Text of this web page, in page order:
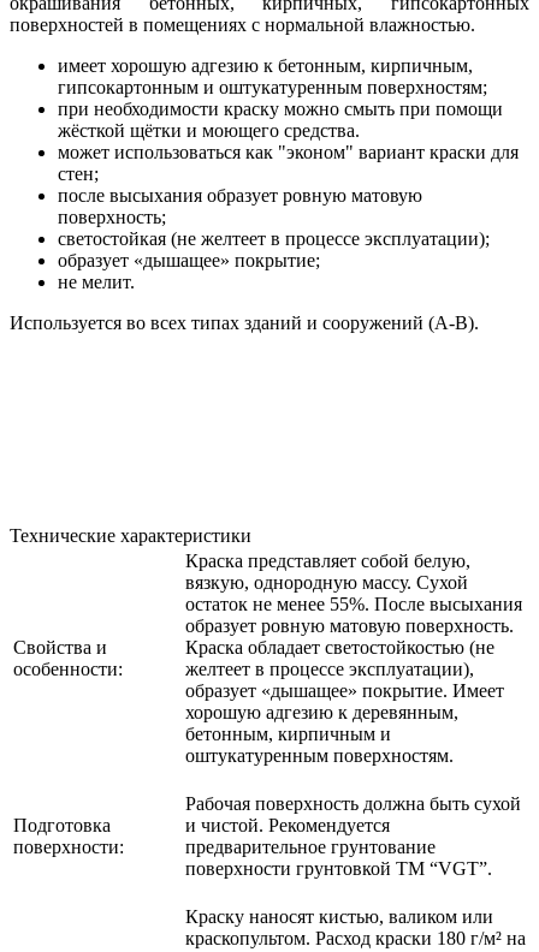
поверхностей в помещениях с нормальной влажностью.
имеет хорошую адгезию к бетонным, кирпичным,
гипсокартонным и оштукатуренным поверхностям;
при необходимости краску можно смыть при помощи
жёсткой щётки и моющего средства.
может использоваться как "эконом" вариант краски для
стен;
после высыхания образует ровную матовую
поверхность;
светостойкая (не желтеет в процессе эксплуатации);
образует «дышащее» покрытие;
не мелит.
Используется во всех типах зданий и сооружений (А-В).
Технические характеристики
Свойства и
особенности:
Краска представляет собой белую,
вязкую, однородную массу. Сухой
остаток не менее 55%. После высыхания
образует ровную матовую поверхность.
Краска обладает светостойкостью (не
желтеет в процессе эксплуатации),
образует «дышащее» покрытие. Имеет
хорошую адгезию к деревянным,
бетонным, кирпичным и
оштукатуренным поверхностям.
Подготовка
поверхности:
Рабочая поверхность должна быть сухой
и чистой. Рекомендуется
предварительное грунтование
поверхности грунтовкой ТМ “VGT”.
Краску наносят кистью, валиком или
краскопультом. Расход краски 180 г/м² на